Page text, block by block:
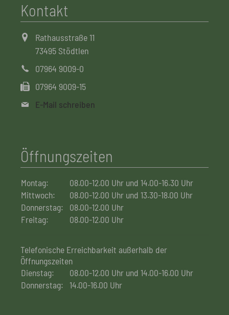
Kontakt
Rathausstraße 11
73495 Stödtlen
07964 9009-0
07964 9009-15
E-Mail schreiben
Öffnungszeiten
Montag:
08.00-12.00 Uhr und 14.00-16.30 Uhr
Mittwoch:
08.00-12.00 Uhr und 13.30-18.00 Uhr
Donnerstag:
08.00-12.00 Uhr
Freitag:
08.00-12.00 Uhr
Telefonische Erreichbarkeit außerhalb der
Öffnungszeiten
Dienstag:
08.00-12.00 Uhr und 14.00-16.00 Uhr
Donnerstag: 14.00-16.00 Uhr